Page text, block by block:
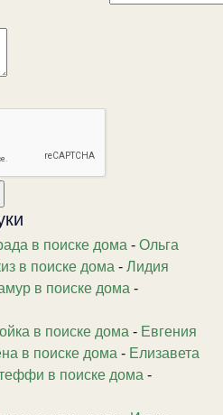
в поиске дома - Ольга
в поиске дома - Лидия
в поиске дома -
в поиске дома - Евгения
в поиске дома - Елизавета
в поиске дома -